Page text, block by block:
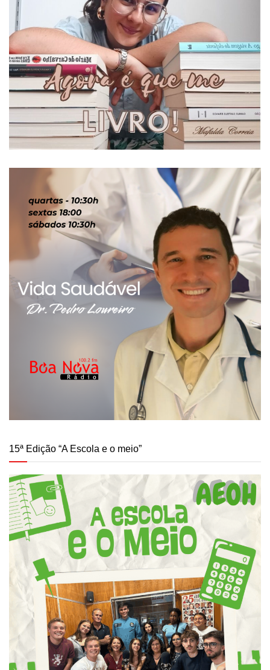
15ª Edição “A Escola e o meio”